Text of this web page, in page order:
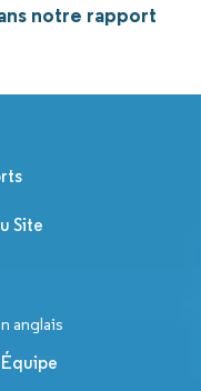
notre rapport
Site
anglais